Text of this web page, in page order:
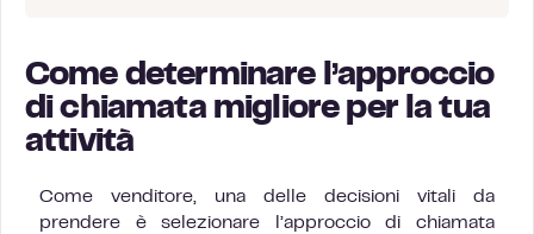
Come determinare l’approccio
di chiamata migliore per la tua
attività
Come venditore, una delle decisioni vitali da
prendere è selezionare l’approccio di chiamata